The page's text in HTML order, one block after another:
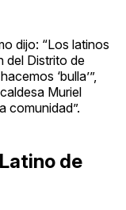
dijo: “Los latinos
del Distrito de
‘bulla’”,
Muriel
comunidad”.
de